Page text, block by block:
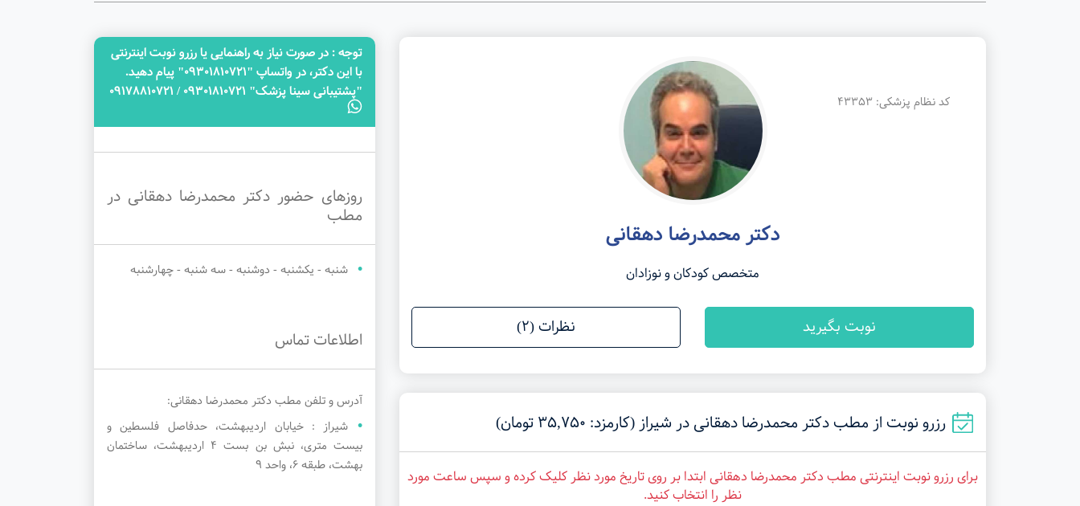
کد نظام پزشکی: 43353
دکتر محمدرضا دهقانی
متخصص کودکان و نوزادان
نوبت بگیرید نظرات (2)
رزرو نوبت از مطب دکتر محمدرضا دهقانی در شیراز (کارمزد: 35,750 تومان)
برای رزرو نوبت اینترنتی مطب دکتر محمدرضا دهقانی ابتدا بر روی تاریخ مورد نظر کلیک کرده و سپس ساعت مورد
نظر را انتخاب کنید.
توجه‌ : در صورت نیاز به راهنمایی یا رزرو نوبت اینترنتی
با این دکتر، در واتساپ "09301810721" پیام دهید.
"پشتیبانی سینا پزشک" 09301810721 / 09178810721
روزهای حضور دکتر محمدرضا دهقانی در
مطب
شنبه - یکشنبه - دوشنبه - سه شنبه - چهارشنبه
اطلاعات تماس
آدرس و تلفن مطب دکتر محمدرضا دهقانی:
شیراز : خیابان اردیبهشت، حدفاصل فلسطین و
بیست متری، نبش بن بست ۴ اردیبهشت، ساختمان
بهشت، طبقه ۶، واحد ۹